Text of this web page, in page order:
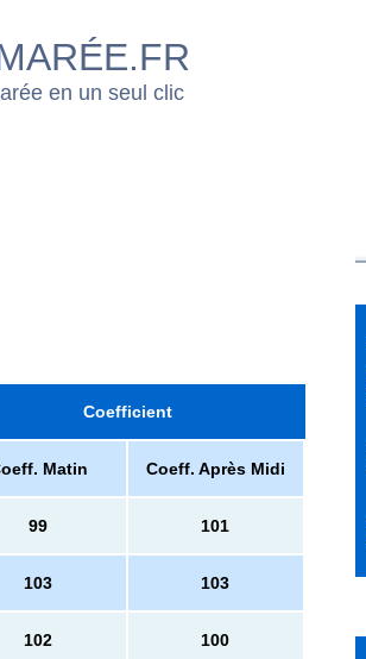
en un seul clic
Coefficient
Matin Coeff. Après Midi
99 101
103 103
102 100